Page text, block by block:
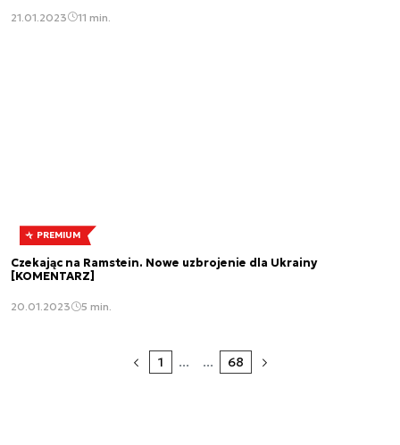
21.01.2023 11 min.
PREMIUM
Czekając na Ramstein. Nowe uzbrojenie dla Ukrainy
[KOMENTARZ]
20.01.2023 5 min.
1 ... ... 68